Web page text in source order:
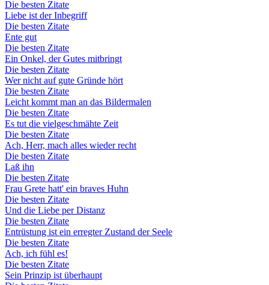
Die besten Zitate
Liebe ist der Inbegriff
Die besten Zitate
Ente gut
Die besten Zitate
Ein Onkel, der Gutes mitbringt
Die besten Zitate
Wer nicht auf gute Gründe hört
Die besten Zitate
Leicht kommt man an das Bildermalen
Die besten Zitate
Es tut die vielgeschmähte Zeit
Die besten Zitate
Ach, Herr, mach alles wieder recht
Die besten Zitate
Laß ihn
Die besten Zitate
Frau Grete hatt' ein braves Huhn
Die besten Zitate
Und die Liebe per Distanz
Die besten Zitate
Entrüstung ist ein erregter Zustand der Seele
Die besten Zitate
Ach, ich fühl es!
Die besten Zitate
Sein Prinzip ist überhaupt